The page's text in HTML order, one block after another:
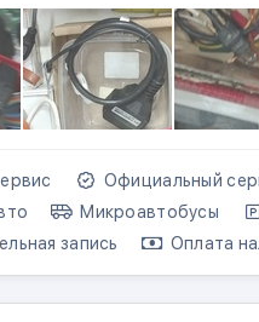
Официальный
Микроавтобусы
запись
Оплата